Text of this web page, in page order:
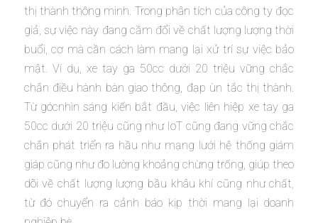
thị thành thông minh. Trong phân tích của công ty đọc
giả, sự việc này đang cầm đổi về chất lượng lượng thời
buổi, cơ mà cần cách làm mang lại xử trí sự việc bảo
mật. Ví dụ, xe tay ga 50cc dưới 20 triệu vững chắc
chắn điều hành bàn giao thông, đạp ùn tắc thị thành.
Từ gócnhìn sáng kiến bắt đầu, việc liên hiệp xe tay ga
50cc dưới 20 triệu cũng như IoT cũng đang vững chắc
chắn phát triển ra hầu như mạng lưới hệ thống giám
giáp cũng như đo lường khoảng chừng trống, giúp theo
dõi về chất lượng lượng bầu khâu khí cũng như chất,
từ đó chuyển ra cảnh báo kịp thời mang lại doanh